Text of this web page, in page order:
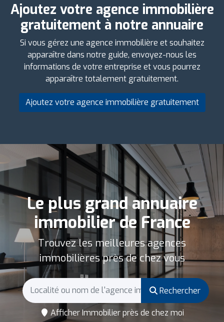
Ajoutez votre agence immobilière
gratuitement à notre annuaire
Si vous gérez une agence immobilière et souhaitez
apparaître dans notre guide, envoyez-nous les
informations de votre entreprise et vous pourrez
apparaître totalement gratuitement.
Ajoutez votre agence immobilière gratuitement
Le plus grand annuaire
immobilier de France
Trouvez les meilleures agences
immobilières près de chez vous
Rechercher
Afficher Immobilier près de chez moi